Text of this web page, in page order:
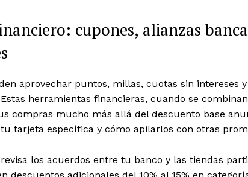
SUSCRIBETE
cupones, alianzas
aprovechar puntos, millas, cuotas sin intereses
Estas herramientas financieras, cuando se
compras mucho más allá del descuento base
tarjeta específica y cómo apilarlos con otras
los acuerdos entre tu banco y las tiendas